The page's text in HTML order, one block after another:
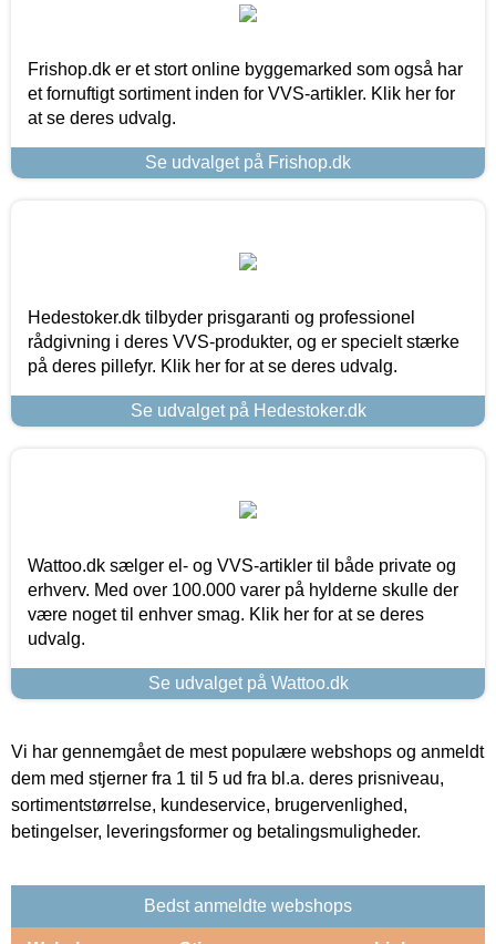
Frishop.dk er et stort online byggemarked som også har
et fornuftigt sortiment inden for VVS-artikler. Klik her for
at se deres udvalg.
Se udvalget på Frishop.dk
Hedestoker.dk tilbyder prisgaranti og professionel
rådgivning i deres VVS-produkter, og er specielt stærke
på deres pillefyr. Klik her for at se deres udvalg.
Se udvalget på Hedestoker.dk
Wattoo.dk sælger el- og VVS-artikler til både private og
erhverv. Med over 100.000 varer på hylderne skulle der
være noget til enhver smag. Klik her for at se deres
udvalg.
Se udvalget på Wattoo.dk
Vi har gennemgået de mest populære webshops og anmeldt
dem med stjerner fra 1 til 5 ud fra bl.a. deres prisniveau,
sortimentstørrelse, kundeservice, brugervenlighed,
betingelser, leveringsformer og betalingsmuligheder.
Bedst anmeldte webshops